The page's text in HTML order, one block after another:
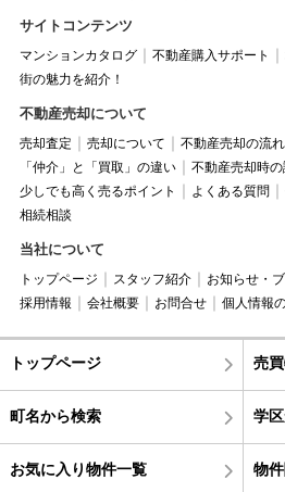
サイトコンテンツ
マンションカタログ 不動産購入サポート
街の魅力を紹介！
不動産売却について
売却査定 売却について
不動産売却の流れ
「仲介」と「買取」の違い
不動産売却時の
少しでも高く売るポイント
よくある質問
相続相談
当社について
トップページ スタッフ紹介 お知らせ・
採用情報
会社概要 お問合せ 個人情報
トップページ 売
町名から検索 学
お気に入り物件一覧 物